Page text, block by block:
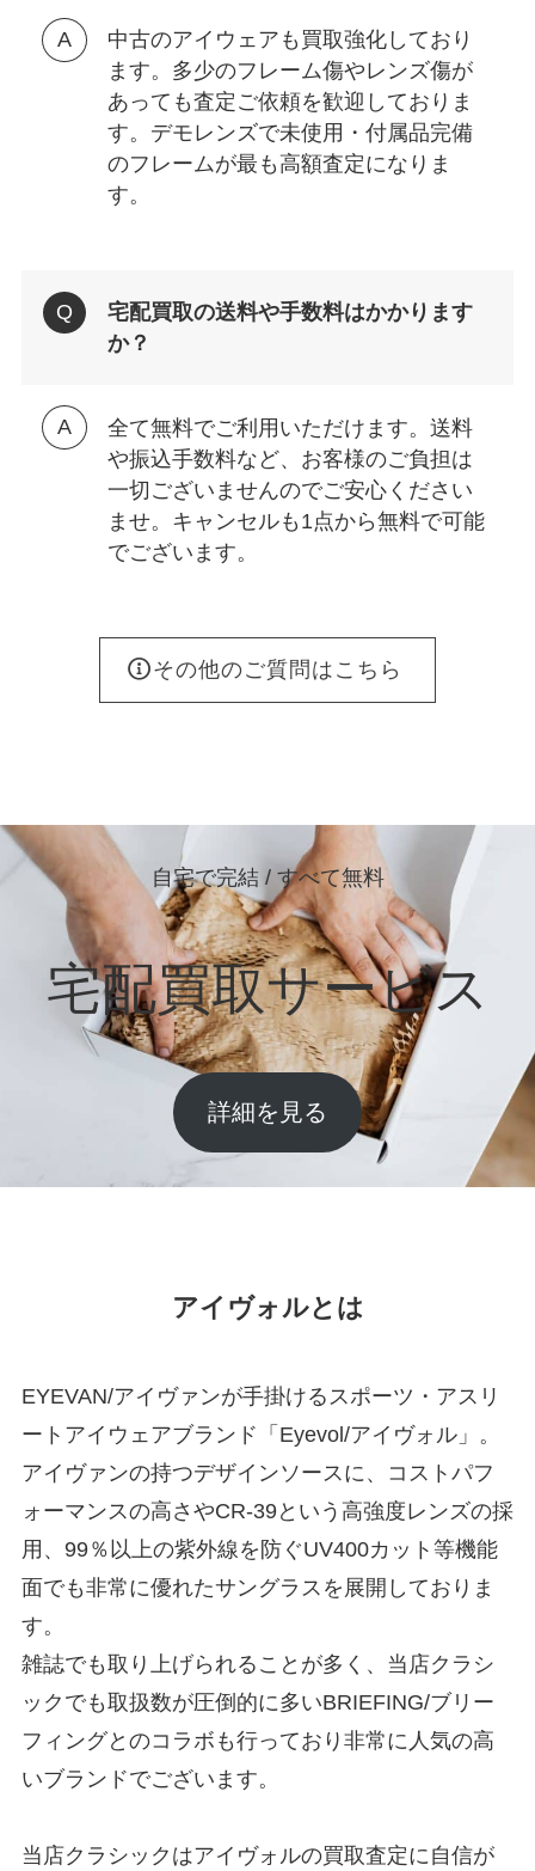
中古のアイウェアも買取強化しており
ます。多少のフレーム傷やレンズ傷が
あっても査定ご依頼を歓迎しておりま
す。デモレンズで未使用・付属品完備
のフレームが最も高額査定になりま
す。
宅配買取の送料や手数料はかかります
か？
全て無料でご利用いただけます。送料
や振込手数料など、お客様のご負担は
一切ございませんのでご安心ください
ませ。キャンセルも1点から無料で可能
でございます。
その他のご質問はこちら
自宅で完結 / すべて無料
宅配買取サービス
詳細を見る
アイヴォルとは
EYEVAN/アイヴァンが手掛けるスポーツ・アスリ
ートアイウェアブランド「Eyevol/アイヴォル」。
アイヴァンの持つデザインソースに、コストパフ
ォーマンスの高さやCR-39という高強度レンズの採
用、99％以上の紫外線を防ぐUV400カット等機能
面でも非常に優れたサングラスを展開しておりま
す。
雑誌でも取り上げられることが多く、当店クラシ
ックでも取扱数が圧倒的に多いBRIEFING/ブリー
フィングとのコラボも行っており非常に人気の高
いブランドでございます。
当店クラシックはアイヴォルの買取査定に自信が